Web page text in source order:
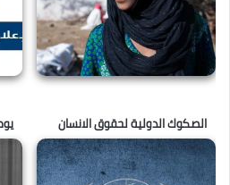
الصكوك الدولية لحقوق الانسان